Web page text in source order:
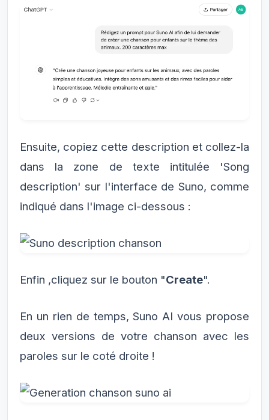
Ensuite, copiez cette description et collez-la
dans la zone de texte intitulée 'Song
description' sur l'interface de Suno, comme
indiqué dans l'image ci-dessous :
Enfin ,cliquez sur le bouton "Create".
En un rien de temps, Suno AI vous propose
deux versions de votre chanson avec les
paroles sur le coté droite !